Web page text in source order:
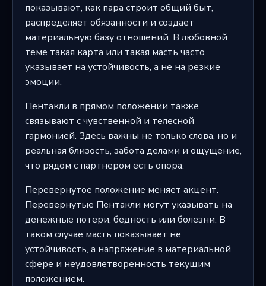
показывают, как пара строит общий быт,
распределяет обязанности и создает
материальную базу отношений. В любовной
теме такая карта или такая масть часто
указывает на устойчивость, а не на резкие
эмоции.
Пентакли в прямом положении также
связывают с чувственной и телесной
гармонией. Здесь важны не только слова, но и
реальная близость, забота делами и ощущение,
что рядом с партнером есть опора.
Перевернутое положение меняет акцент.
Перевернутые Пентакли могут указывать на
денежные потери, бедность или болезни. В
таком случае масть показывает не
устойчивость, а напряжение в материальной
сфере и неудовлетворенность текущим
положением.